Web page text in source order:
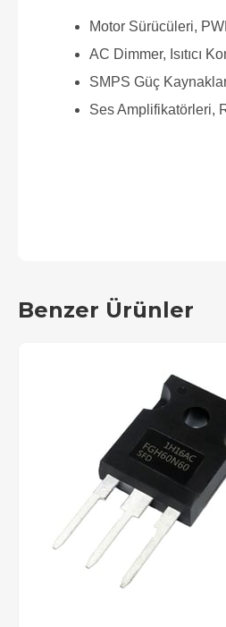
Motor Sürücüleri,
AC Dimmer, Isıtıcı
SMPS Güç
Ses Amplifikatörleri,
Benzer Ürünler